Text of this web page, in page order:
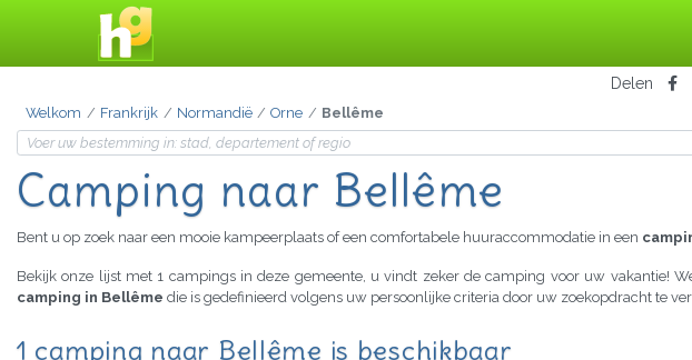
Delen
Welkom Frankrijk Normandië Orne Bellême
Camping naar Bellême
Bent u op zoek naar een mooie kampeerplaats of een comfortabele huuraccommodatie in een
Bekijk onze lijst met 1 campings in deze gemeente, u vindt zeker de camping voor uw vakantie!
camping in Bellême die is gedefinieerd volgens uw persoonlijke criteria door uw zoekopdracht te
1 camping naar Bellême is beschikbaar